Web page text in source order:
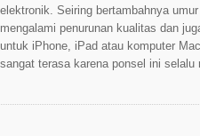
elektronik. Seiring bertambahnya
mengalami penurunan kualitas dan
untuk iPhone, iPad atau komputer
sangat terasa karena ponsel ini